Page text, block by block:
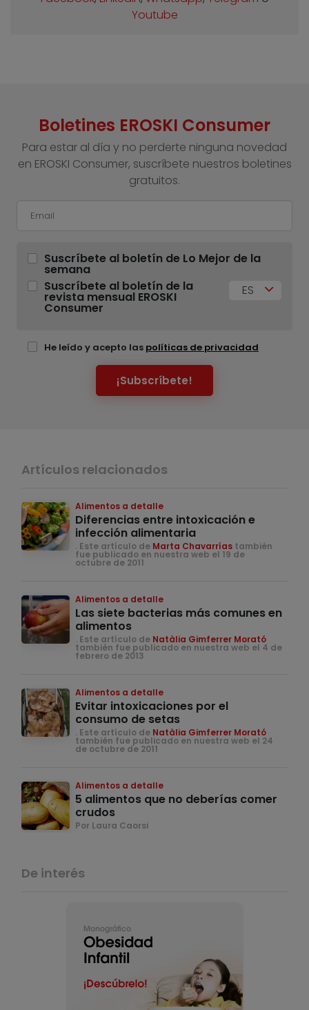
Youtube
Boletines EROSKI Consumer
Para estar al día y no perderte ninguna novedad
en EROSKI Consumer, suscríbete nuestros boletines
gratuitos.
Suscríbete al boletín de Lo Mejor de la
semana
Suscríbete al boletín de la
revista mensual EROSKI
Consumer
ES
He leído y acepto las políticas de privacidad
¡Subscríbete!
Artículos relacionados
Alimentos a detalle
Diferencias entre intoxicación e
infección alimentaria
. Este artículo de Marta Chavarrías también
fue publicado en nuestra web el 19 de
octubre de 2011
Alimentos a detalle
Las siete bacterias más comunes en
alimentos
. Este artículo de Natàlia Gimferrer Morató
también fue publicado en nuestra web el 4 de
febrero de 2013
Alimentos a detalle
Evitar intoxicaciones por el
consumo de setas
. Este artículo de Natàlia Gimferrer Morató
también fue publicado en nuestra web el 24
de octubre de 2011
Alimentos a detalle
5 alimentos que no deberías comer
crudos
Por Laura Caorsi
De interés